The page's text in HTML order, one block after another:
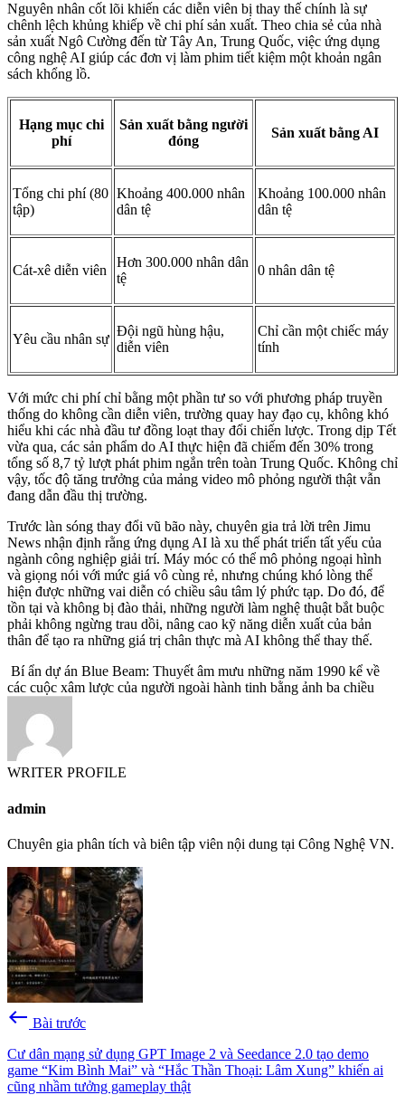
Nguyên nhân cốt lõi khiến các diễn viên bị thay thế chính là sự
chênh lệch khủng khiếp về chi phí sản xuất. Theo chia sẻ của nhà
sản xuất Ngô Cường đến từ Tây An, Trung Quốc, việc ứng dụng
công nghệ AI giúp các đơn vị làm phim tiết kiệm một khoản ngân
sách khổng lồ.
Hạng mục chi
phí
Sản xuất bằng người
đóng
Sản xuất bằng AI
Tổng chi phí (80
tập)
Khoảng 400.000 nhân
dân tệ
Khoảng 100.000 nhân
dân tệ
Cát-xê diễn viên
Hơn 300.000 nhân dân
tệ
0 nhân dân tệ
Yêu cầu nhân sự
Đội ngũ hùng hậu,
diễn viên
Chỉ cần một chiếc máy
tính
Với mức chi phí chỉ bằng một phần tư so với phương pháp truyền
thống do không cần diễn viên, trường quay hay đạo cụ, không khó
hiểu khi các nhà đầu tư đồng loạt thay đổi chiến lược. Trong dịp Tết
vừa qua, các sản phẩm do AI thực hiện đã chiếm đến 30% trong
tổng số 8,7 tỷ lượt phát phim ngắn trên toàn Trung Quốc. Không chỉ
vậy, tốc độ tăng trưởng của mảng video mô phỏng người thật vẫn
đang dẫn đầu thị trường.
Trước làn sóng thay đổi vũ bão này, chuyên gia trả lời trên Jimu
News nhận định rằng ứng dụng AI là xu thế phát triển tất yếu của
ngành công nghiệp giải trí. Máy móc có thể mô phỏng ngoại hình
và giọng nói với mức giá vô cùng rẻ, nhưng chúng khó lòng thể
hiện được những vai diễn có chiều sâu tâm lý phức tạp. Do đó, để
tồn tại và không bị đào thải, những người làm nghệ thuật bắt buộc
phải không ngừng trau dồi, nâng cao kỹ năng diễn xuất của bản
thân để tạo ra những giá trị chân thực mà AI không thể thay thế.
Bí ẩn dự án Blue Beam: Thuyết âm mưu những năm 1990 kể về
các cuộc xâm lược của người ngoài hành tinh bằng ảnh ba chiều
WRITER PROFILE
admin
Chuyên gia phân tích và biên tập viên nội dung tại Công Nghệ VN.
west Bài trước
Cư dân mạng sử dụng GPT Image 2 và Seedance 2.0 tạo demo
game “Kim Bình Mai” và “Hắc Thần Thoại: Lâm Xung” khiến ai
cũng nhầm tưởng gameplay thật